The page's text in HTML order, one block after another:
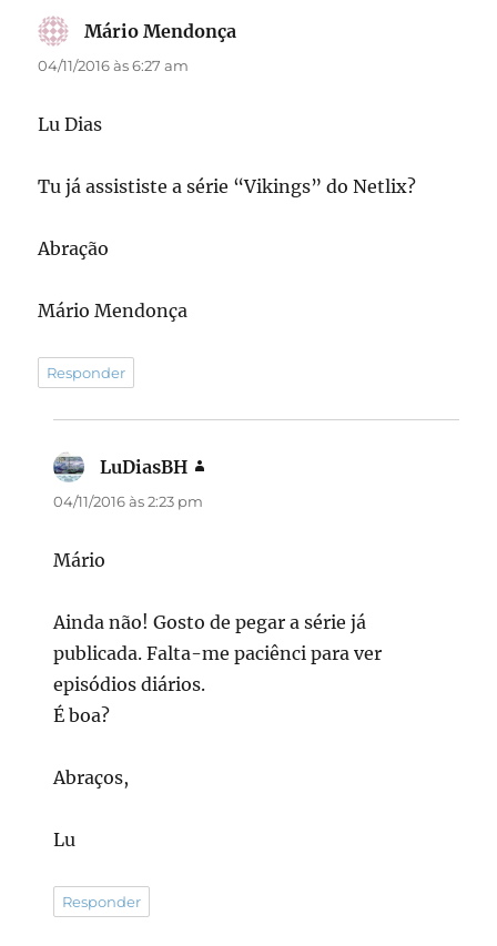
Mário Mendonça
04/11/2016 às 6:27 am
Lu Dias
Tu já assististe a série “Vikings” do Netlix?
Abração
Mário Mendonça
Responder
LuDiasBH
04/11/2016 às 2:23 pm
Mário
Ainda não! Gosto de pegar a série já
publicada. Falta-me paciênci para ver
episódios diários.
É boa?
Abraços,
Lu
Responder